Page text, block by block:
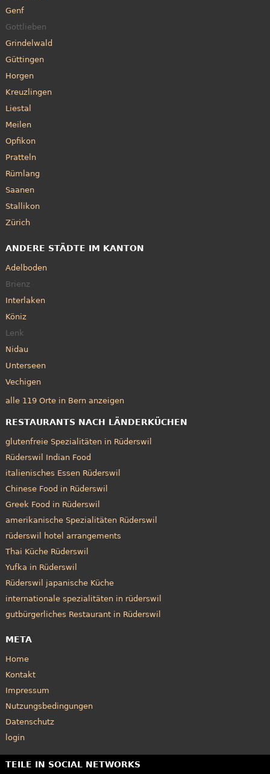
Genf
Gottlieben
Grindelwald
Güttingen
Horgen
Kreuzlingen
Liestal
Meilen
Opfikon
Pratteln
Rümlang
Saanen
Stallikon
Zürich
ANDERE STÄDTE IM KANTON
Adelboden
Brienz
Interlaken
Köniz
Lenk
Nidau
Unterseen
Vechigen
alle 119 Orte in Bern anzeigen
RESTAURANTS NACH LÄNDERKÜCHEN
glutenfreie Spezialitäten in Rüderswil
Rüderswil Indian Food
italienisches Essen Rüderswil
Chinese Food in Rüderswil
Greek Food in Rüderswil
amerikanische Spezialitäten Rüderswil
rüderswil hotel arrangements
Thai Küche Rüderswil
Yufka in Rüderswil
Rüderswil japanische Küche
internationale spezialitäten in rüderswil
gutbürgerliches Restaurant in Rüderswil
META
Home
Kontakt
Impressum
Nutzungsbedingungen
Datenschutz
login
TEILE IN SOCIAL NETWORKS